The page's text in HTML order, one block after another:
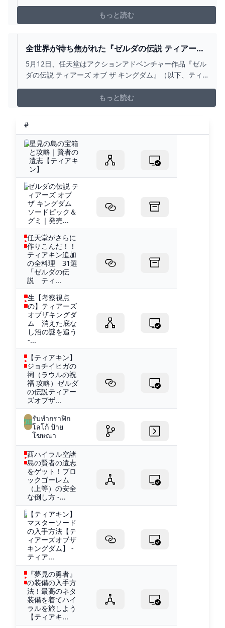
レス オブ ザ ワイルド』もっと読む
全世界が待ち焦がれた『ゼルダの伝説 ティアーズ
オブ ザ キングダム』 序盤の注目ポイントを事前
にチェック！｜REAL SOUND｜リアルサウンド テ
5月12日、任天堂はアクションアドベンチャー作品『ゼル
ダの伝説 ティアーズ オブ ザ キングダム』（以下、ティ
オブ ザ キングダム』は、実に37年の歴史を誇る「ゼルダ
の歴史」（以下、ゼルダ）シリーズ最新ナンバリングと
もっと読む
#
星見の島の宝箱
と攻略｜賢者の
遺志【ティアキ
ン】
ゼルダの伝説 テ
ィアーズ オブ
ザ キングダム
ソードピック＆
グミ｜発売...
任天堂がさらに
作りこんだ！！
ティアキン追加
の全料理 31選
「ゼルダの伝
説 ティ...
生【考察視点
の】ティアーズ
オブザキングダ
ム 消えた底な
し沼の謎を追う
-...
【ティアキン】
ジョチイヒガの
祠（ラウルの祝
福 攻略）ゼルダ
の伝説ティアー
ズオブザ...
รับทำกราฟิก
โลโก้ ป้าย
โฆษณา
西ハイラル空諸
島の賢者の遺志
をゲット！ブロ
ックゴーレム
（上等）の安全
な倒し方 -...
【ティアキン】
マスターソード
の入手方法【テ
ィアーズオブザ
キングダム】 -
ティア...
『夢見の勇者』
の装備の入手方
法！最高のネタ
装備を着てハイ
ラルを旅しよう
【ティアキ...